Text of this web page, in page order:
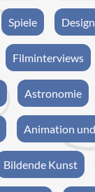
Spiele Design
Filminterviews
Astronomie
Animation
Bildende Kunst